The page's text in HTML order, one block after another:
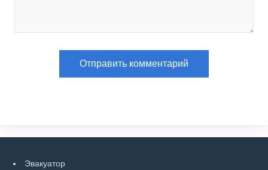
Эвакуатор